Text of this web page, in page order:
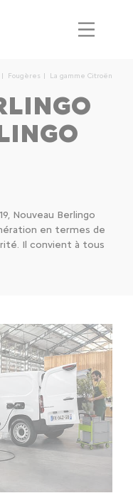
Fougères La gamme Citroën
Nouveau Berlingo
en termes de
Il convient à tous